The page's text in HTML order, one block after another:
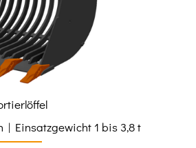
| Einsatzgewicht 1 bis 3,8 t